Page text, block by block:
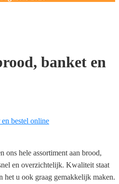
banket en
bestel online
ons hele assortiment aan brood,
en overzichtelijk. Kwaliteit staat
u ook graag gemakkelijk maken.